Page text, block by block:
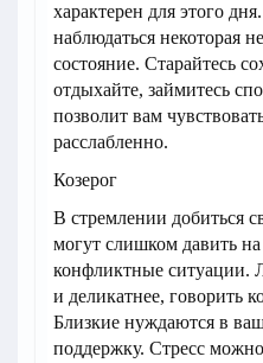
характерен для этого
наблюдаться некоторая
состояние. Старайтесь
отдыхайте, займитесь
позволит вам
расслабленно.
Козерог
В стремлении добиться
могут слишком давить
конфликтные ситуации.
и деликатнее, говорить
Близкие нуждаются в
поддержку. Стресс